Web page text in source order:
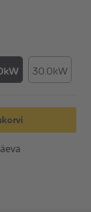
30.0kW